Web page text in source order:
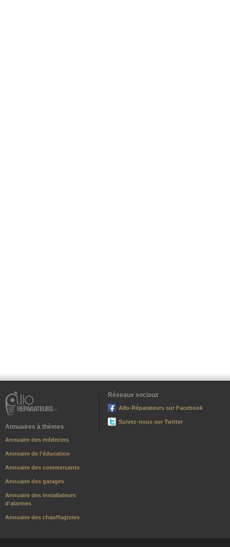
Annuaires à thèmes
Annuaire des médecins
Annuaire de l'éducation
Annuaire des commerçants
Annuaire des garages
Annuaire des installateurs
d'alarmes
Annuaire des chauffagistes
Réseaux sociaux
Allo-Réparateurs sur Facebook
Suivez-nous sur Twitter